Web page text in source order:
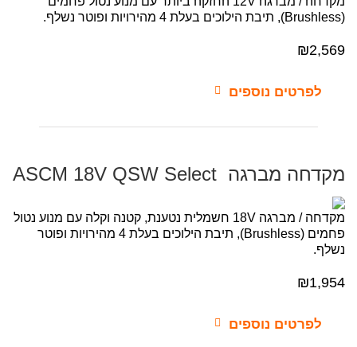
(Brushless), תיבת הילוכים בעלת 4 מהירויות ופוטר נשלף.
₪2,569
לפרטים נוספים
מקדחה מברגה ASCM 18V QSW Select
מקדחה / מברגה 18V חשמלית נטענת, קטנה וקלה עם מנוע נטול
פחמים (Brushless), תיבת הילוכים בעלת 4 מהירויות ופוטר
נשלף.
₪1,954
לפרטים נוספים